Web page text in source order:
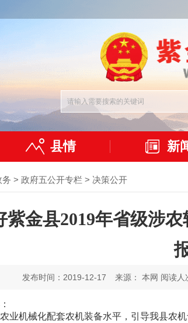
县情 新
务 > 政府五公开专栏 > 决策公开
紫金县2019年省级涉
发布时间：2019-12-17 来源： 本网 阅读人
机械化配套农机装备水平，引导我县农机